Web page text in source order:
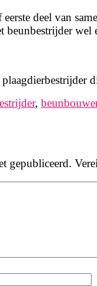
deel van
beunbestrijder
plaagdierbestrijder
,
gepubliceerd.